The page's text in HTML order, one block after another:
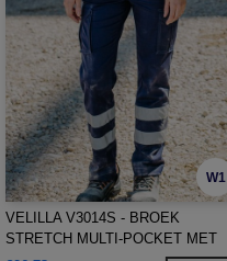
W1
VELILLA V3014S - BROEK
STRETCH MULTI-POCKET MET